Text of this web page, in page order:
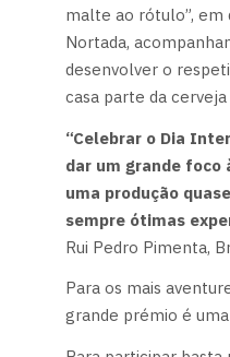
malte ao rótulo”, em
Nortada,
desenvolver o
casa parte da
“Celebrar o Dia
dar um grande foco
uma produção
sempre ótimas
Rui Pedro Pimenta,
Para os mais
grande prémio é